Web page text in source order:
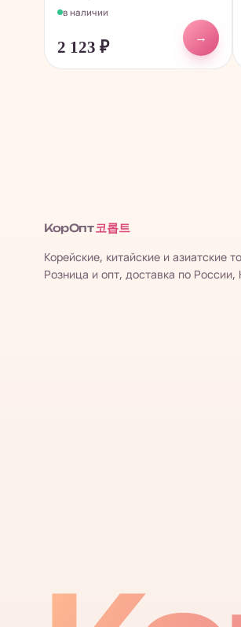
в наличии
2 123 ₽
→
КорОпт 코롭트
Корейские, китайские и азиатские
Розница и опт, доставка по России,